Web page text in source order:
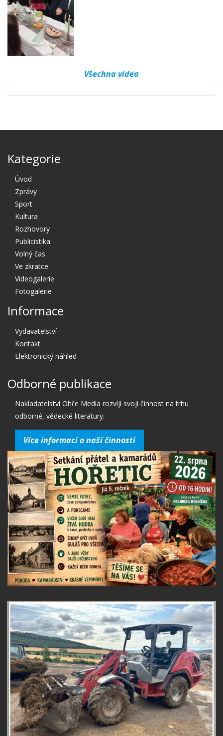
Všechna videa
Kategorie
Úvod
Zprávy
Sport
Kultura
Rozhovory
Publicistika
Volný čas
Ve zkratce
Videogalerie
Fotogalerie
Informace
Vydavatelství
Kontakt
Elektronický náhled
Odborné publikace
Nakladatelství Ohře Media rozvíjí svoji činnost na trhu
odborné, vědecké literatury.
Více informací o naší činnosti